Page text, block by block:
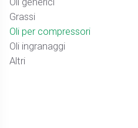
Grassi
Oli per compressori
Oli ingranaggi
Altri